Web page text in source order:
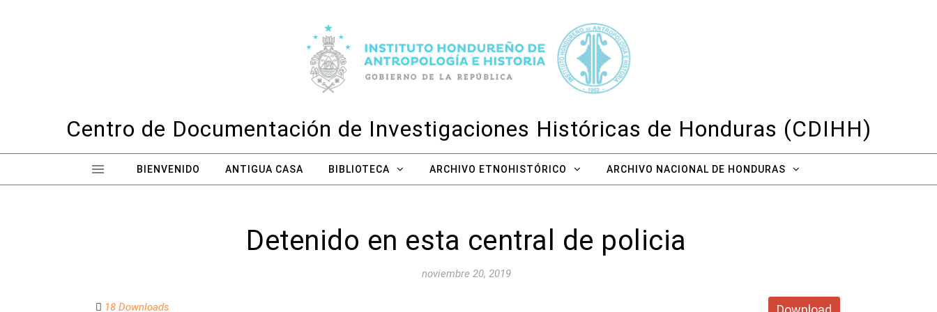
Centro de Documentación de Investigaciones Históricas de Honduras (CDIHH)
BIENVENIDO ANTIGUA CASA BIBLIOTECA ARCHIVO ETNOHISTÓRICO ARCHIVO NACIONAL DE HONDURAS
Detenido en esta central de policia
noviembre 20, 2019
18 Downloads